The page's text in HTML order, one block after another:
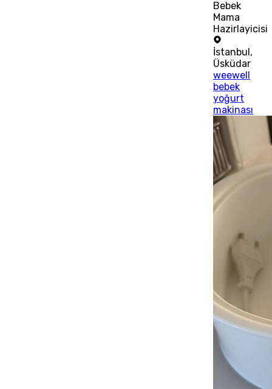
Bebek
Mama
Hazirlayicisi
İstanbul,
Üsküdar
weewell
bebek
yoğurt
makinası